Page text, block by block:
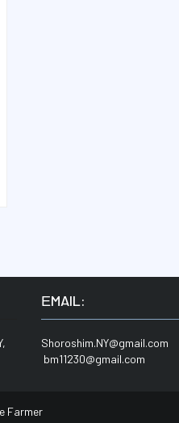
ЕMAIL:
bm11230@gmail.com
Farmer